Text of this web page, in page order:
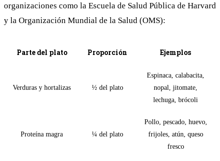
organizaciones como la Escuela de Salud Pública de Harvard
y la Organización Mundial de la Salud (OMS):
Parte del plato Proporción Ejemplos
Verduras y hortalizas ½ del plato
Espinaca, calabacita,
nopal, jitomate,
lechuga, brócoli
Proteína magra ¼ del plato
Pollo, pescado, huevo,
frijoles, atún, queso
fresco